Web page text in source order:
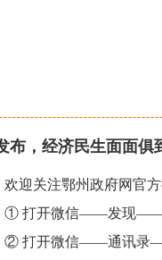
布，经济民生面面俱
欢迎关注鄂州政府网官
① 打开微信——发现——
② 打开微信——通讯录